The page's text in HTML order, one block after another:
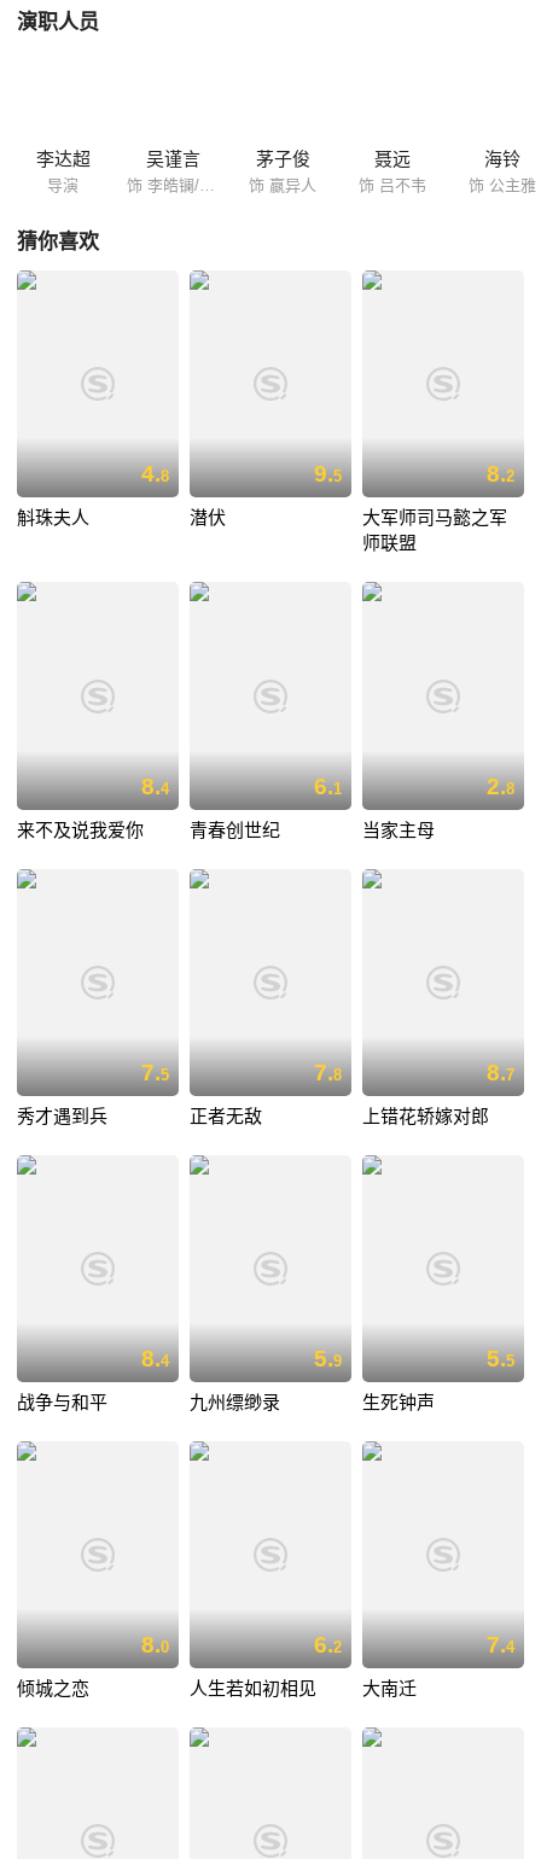
演职人员
李达超
导演
吴谨言
饰 李皓镧/赵姬
茅子俊
饰 嬴异人
聂远
饰 吕不韦
海铃
饰 公主雅
猜你喜欢
4.8
斛珠夫人
9.5
潜伏
8.2
大军师司马懿之军
师联盟
8.4
来不及说我爱你
6.1
青春创世纪
2.8
当家主母
7.5
秀才遇到兵
7.8
正者无敌
8.7
上错花轿嫁对郎
8.4
战争与和平
5.9
九州缥缈录
5.5
生死钟声
8.0
倾城之恋
6.2
人生若如初相见
7.4
大南迁